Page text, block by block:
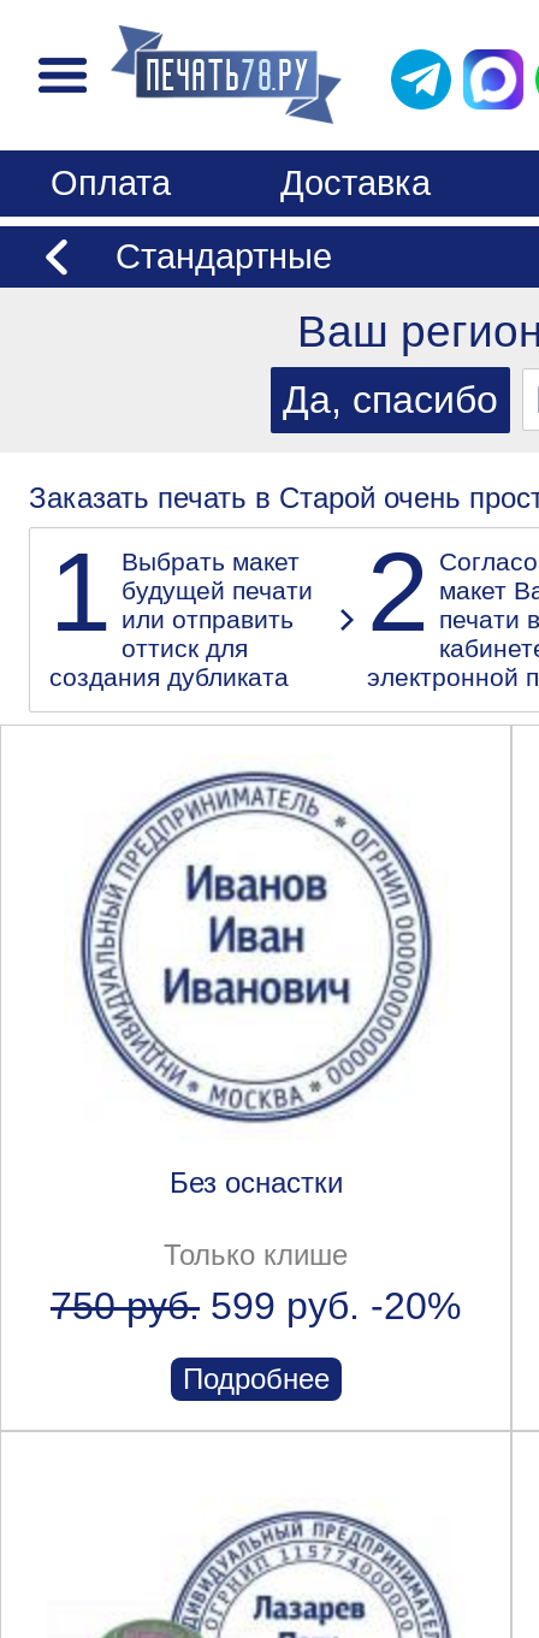
Оплата
Доставка
Стандартные
Ваш
Заказать печать в Старой очень
1 Выбрать макет
будущей печати
или отправить
оттиск для
создания дубликата
2
макет
печати
электронной
Без оснастки
Только клише
750 руб. 599 руб. -20%
Подробнее